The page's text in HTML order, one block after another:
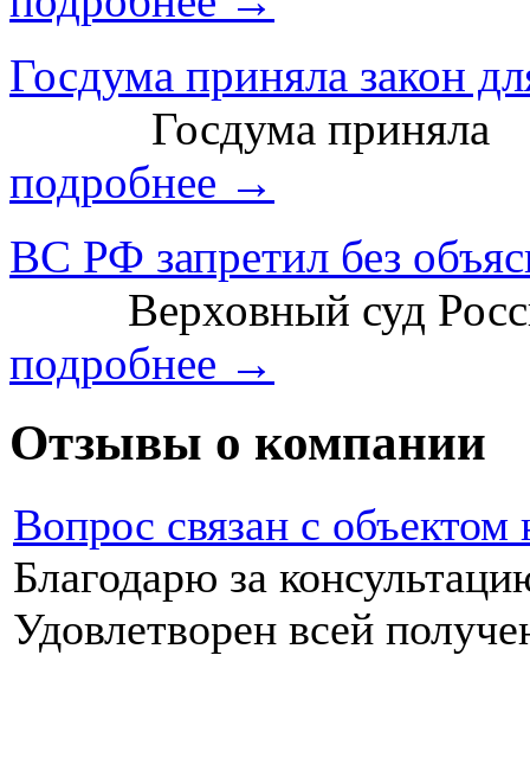
Госдума приняла закон
Госдума приняла
подробнее →
ВС РФ запретил без
Верховный суд
подробнее →
Отзывы о компании
Вопрос связан с
Благодарю за
Удовлетворен всей